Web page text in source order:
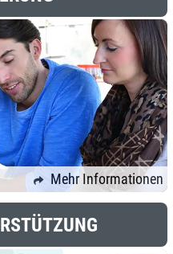
Mehr Informationen